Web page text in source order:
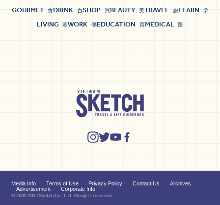
GOURMET 食DRINK 呑SHOP 買BEAUTY 美TRAVEL 旅LEARN 学
LIVING 暮WORK 働EDUCATION 育MEDICAL 医
Media Info Terms of Use Privacy Policy Contact Us
Archives
Advertisement
Corporate Info
© 2000-2023 Sketch Co.,Ltd. All rights reserved.